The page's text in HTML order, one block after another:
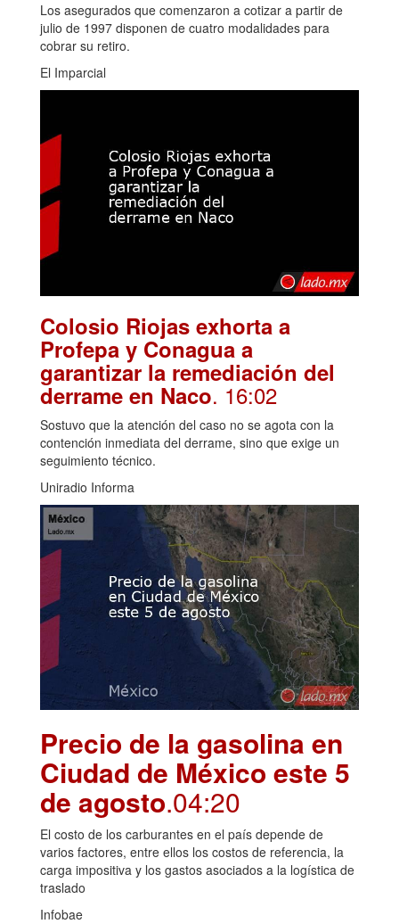
Los asegurados que comenzaron a cotizar a partir de
julio de 1997 disponen de cuatro modalidades para
cobrar su retiro.
El Imparcial
Colosio Riojas exhorta a
Profepa y Conagua a
garantizar la remediación del
derrame en Naco. 16:02
Sostuvo que la atención del caso no se agota con la
contención inmediata del derrame, sino que exige un
seguimiento técnico.
Uniradio Informa
Precio de la gasolina en
Ciudad de México este 5
de agosto.04:20
El costo de los carburantes en el país depende de
varios factores, entre ellos los costos de referencia, la
carga impositiva y los gastos asociados a la logística de
traslado
Infobae